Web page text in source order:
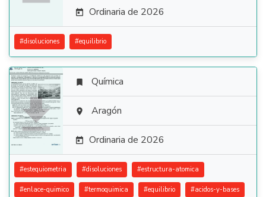
 Ordinaria de 2026
#disoluciones #equilibrio

 Química
 Aragón
 Ordinaria de 2026
#estequiometria #disoluciones #estructura-atomica
#enlace-quimico #termoquimica #equilibrio #acidos-y-bases